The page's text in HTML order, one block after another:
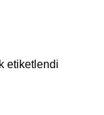
etiketlendi